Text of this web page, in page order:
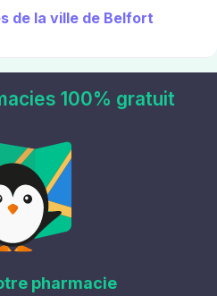
de la ville de Belfort
100% gratuit
pharmacie